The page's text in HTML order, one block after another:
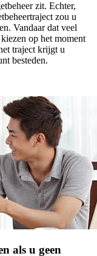
zit. Echter,
zou u
Vandaar dat veel
op het moment
traject krijgt u
besteden.
als u geen